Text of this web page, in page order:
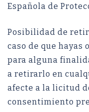
Española de
Posibilidad de
caso de que
para alguna
a retirarlo en
afecte a la licitud
consentimiento